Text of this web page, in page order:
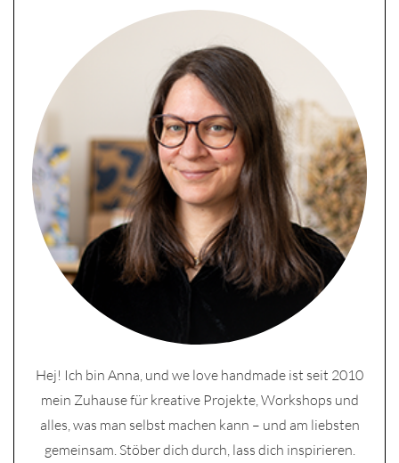
Hej! Ich bin Anna, und we love handmade ist seit 2010
mein Zuhause für kreative Projekte, Workshops und
alles, was man selbst machen kann – und am liebsten
gemeinsam. Stöber dich durch, lass dich inspirieren.